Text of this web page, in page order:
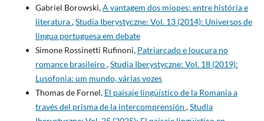
Gabriel Borowski,A vantagem dos míopes: entre história e
literatura,Studia Iberystyczne: Vol. 13 (2014): Universos de
lingua portuguesa em debate
Simone Rossinetti Rufinoni, Patriarcado e loucura no
romance brasileiro,Studia Iberystyczne: Vol. 18 (2019):
Lusofonia: um mundo, várias vozes
Thomas de Fornel, El paisaje lingüístico de la Romania a
través del prisma de la intercomprensión ,Studia